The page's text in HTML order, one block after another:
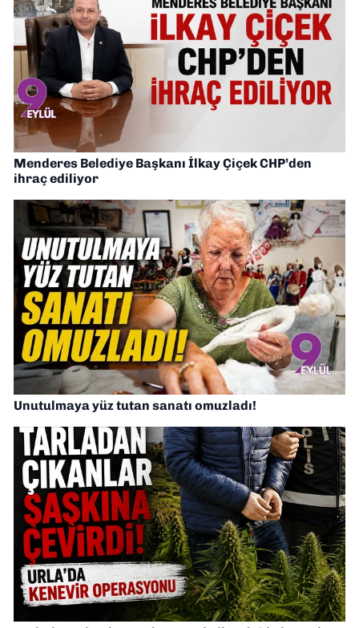
Menderes Belediye Başkanı İlkay Çiçek CHP’den
ihraç ediliyor
Unutulmaya yüz tutan sanatı omuzladı!